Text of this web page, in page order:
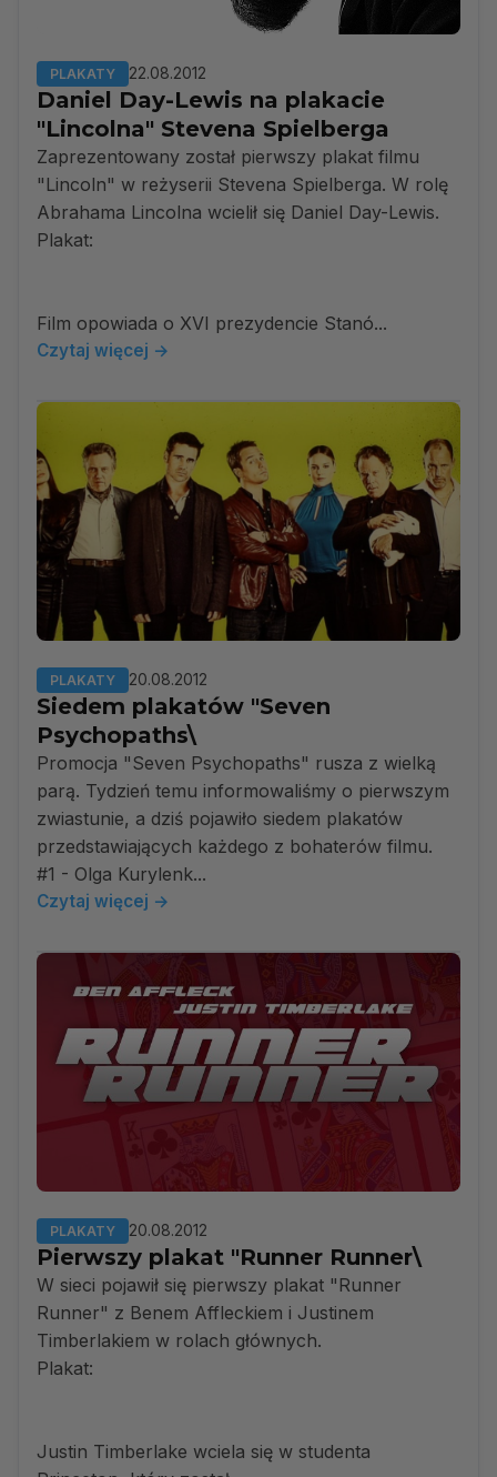
PLAKATY 22.08.2012
Daniel Day-Lewis na plakacie
"Lincolna" Stevena Spielberga
Zaprezentowany został pierwszy plakat filmu
"Lincoln" w reżyserii Stevena Spielberga. W rolę
Abrahama Lincolna wcielił się Daniel Day-Lewis.
Plakat:
Film opowiada o XVI prezydencie Stanó...
Czytaj więcej →
PLAKATY 20.08.2012
Siedem plakatów "Seven
Psychopaths\
Promocja "Seven Psychopaths" rusza z wielką
parą. Tydzień temu informowaliśmy o pierwszym
zwiastunie, a dziś pojawiło siedem plakatów
przedstawiających każdego z bohaterów filmu.
#1 - Olga Kurylenk...
Czytaj więcej →
PLAKATY 20.08.2012
Pierwszy plakat "Runner Runner\
W sieci pojawił się pierwszy plakat "Runner
Runner" z Benem Affleckiem i Justinem
Timberlakiem w rolach głównych.
Plakat:
Justin Timberlake wciela się w studenta